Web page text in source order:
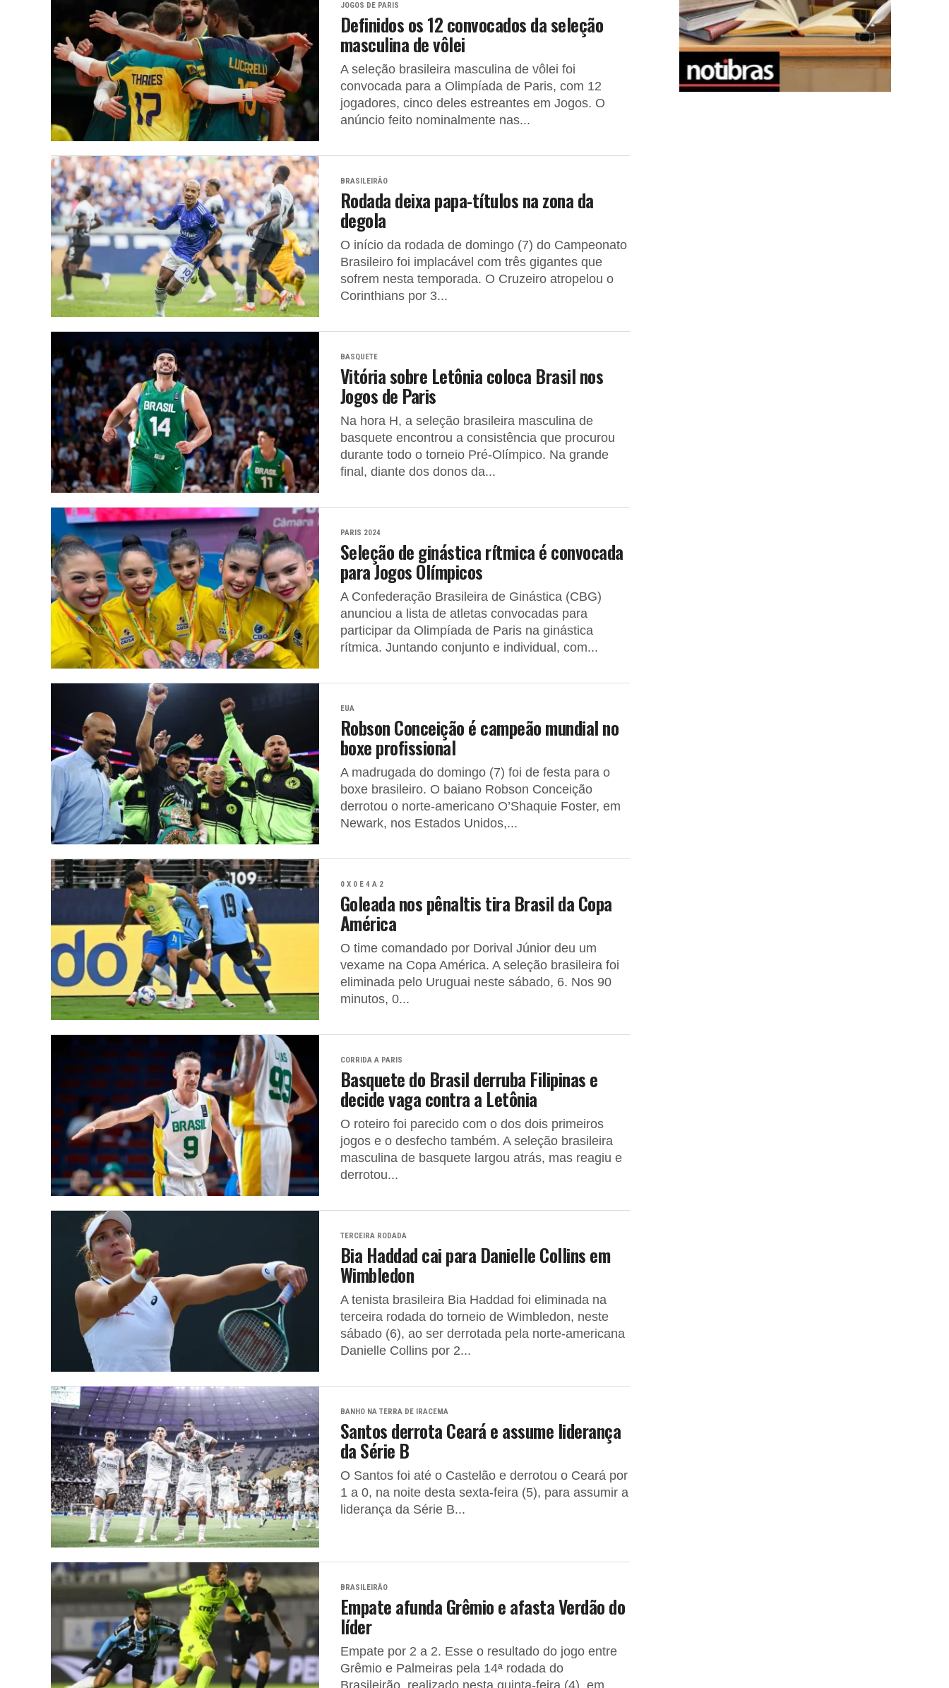
JOGOS DE PARIS
Definidos os 12 convocados da seleção
masculina de vôlei
A seleção brasileira masculina de vôlei foi
convocada para a Olimpíada de Paris, com 12
jogadores, cinco deles estreantes em Jogos. O
anúncio feito nominalmente nas...
BRASILEIRÃO
Rodada deixa papa-títulos na zona da
degola
O início da rodada de domingo (7) do Campeonato
Brasileiro foi implacável com três gigantes que
sofrem nesta temporada. O Cruzeiro atropelou o
Corinthians por 3...
BASQUETE
Vitória sobre Letônia coloca Brasil nos
Jogos de Paris
Na hora H, a seleção brasileira masculina de
basquete encontrou a consistência que procurou
durante todo o torneio Pré-Olímpico. Na grande
final, diante dos donos da...
PARIS 2024
Seleção de ginástica rítmica é convocada
para Jogos Olímpicos
A Confederação Brasileira de Ginástica (CBG)
anunciou a lista de atletas convocadas para
participar da Olimpíada de Paris na ginástica
rítmica. Juntando conjunto e individual, com...
EUA
Robson Conceição é campeão mundial no
boxe profissional
A madrugada do domingo (7) foi de festa para o
boxe brasileiro. O baiano Robson Conceição
derrotou o norte-americano O’Shaquie Foster, em
Newark, nos Estados Unidos,...
0 X 0 E 4 A 2
Goleada nos pênaltis tira Brasil da Copa
América
O time comandado por Dorival Júnior deu um
vexame na Copa América. A seleção brasileira foi
eliminada pelo Uruguai neste sábado, 6. Nos 90
minutos, 0...
CORRIDA A PARIS
Basquete do Brasil derruba Filipinas e
decide vaga contra a Letônia
O roteiro foi parecido com o dos dois primeiros
jogos e o desfecho também. A seleção brasileira
masculina de basquete largou atrás, mas reagiu e
derrotou...
TERCEIRA RODADA
Bia Haddad cai para Danielle Collins em
Wimbledon
A tenista brasileira Bia Haddad foi eliminada na
terceira rodada do torneio de Wimbledon, neste
sábado (6), ao ser derrotada pela norte-americana
Danielle Collins por 2...
BANHO NA TERRA DE IRACEMA
Santos derrota Ceará e assume liderança
da Série B
O Santos foi até o Castelão e derrotou o Ceará por
1 a 0, na noite desta sexta-feira (5), para assumir a
liderança da Série B...
BRASILEIRÃO
Empate afunda Grêmio e afasta Verdão do
líder
Empate por 2 a 2. Esse o resultado do jogo entre
Grêmio e Palmeiras pela 14ª rodada do
Brasileirão, realizado nesta quinta-feira (4), em